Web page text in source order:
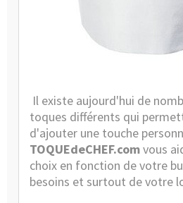
Il existe aujourd'hui de
toques différents qui
d'ajouter une touche
TOQUEdeCHEF.comvous
choix en fonction de votre
besoins et surtout de votre